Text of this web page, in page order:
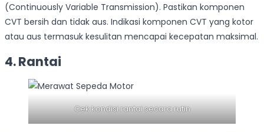
(Continuously Variable Transmission). Pastikan komponen
CVT bersih dan tidak aus. Indikasi komponen CVT yang kotor
atau aus termasuk kesulitan mencapai kecepatan maksimal.
4.Rantai
Cek kondisi rantai secara rutin